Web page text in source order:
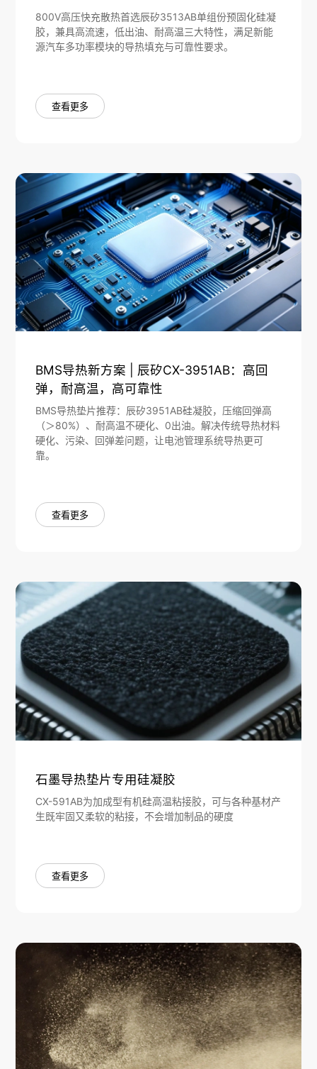
800V高压快充散热首选辰矽3513AB单组份预固化硅凝
胶，兼具高流速，低出油、耐高温三大特性，满足新能
源汽车多功率模块的导热填充与可靠性要求。
查看更多
BMS导热新方案 | 辰矽CX-3951AB：高回
弹，耐高温，高可靠性
BMS导热垫片推荐：辰矽3951AB硅凝胶，压缩回弹高
（＞80%）、耐高温不硬化、0出油。解决传统导热材料
硬化、污染、回弹差问题，让电池管理系统导热更可
靠。
查看更多
石墨导热垫片专用硅凝胶
CX-591AB为加成型有机硅高温粘接胶，可与各种基材产
生既牢固又柔软的粘接，不会增加制品的硬度
查看更多